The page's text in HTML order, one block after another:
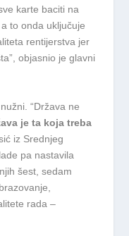
karte baciti na
to onda uključuje
rentijerstva jer
objasnio je glavni
“Država ne
je ta koja treba
iz Srednjeg
pa nastavila
šest, sedam
rada –